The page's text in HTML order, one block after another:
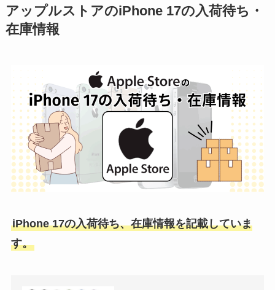
アップルストアのiPhone 17の入荷待ち・
在庫情報
iPhone 17の入荷待ち、在庫情報を記載していま
す。